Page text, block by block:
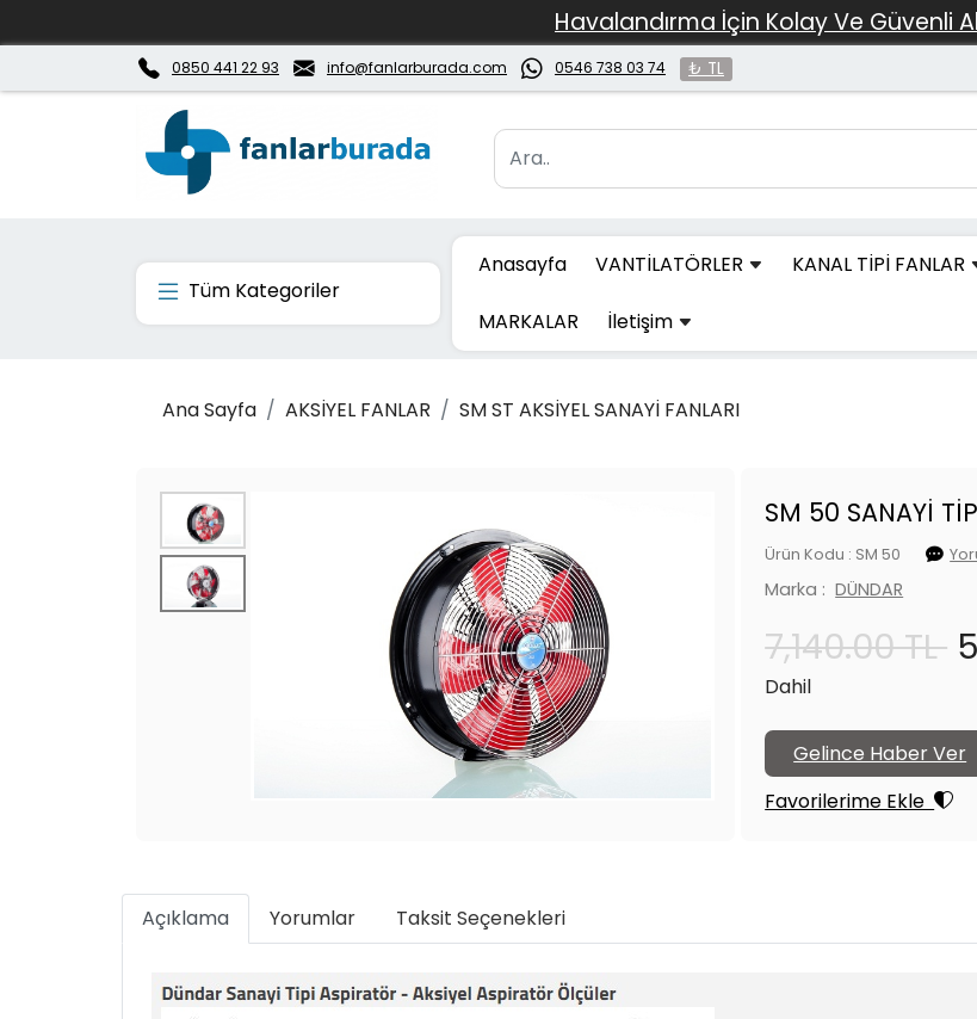
Havalandırma İçin Kolay Ve Güvenli
0850 441 22 93 info@fanlarburada.com 0546 738 03 74 ₺ TL
Tüm Kategoriler
Anasayfa VANTİLATÖRLER KANAL TİPİ FANLAR
MARKALAR İletişim
Ana Sayfa AKSİYEL FANLAR SM ST AKSİYEL SANAYİ FANLARI
SM 50 SANAYİ
Ürün Kodu : SM 50
Marka :DÜNDAR
7,140.00 TL
Dahil
Gelince Haber Ver
Favorilerime Ekle
Açıklama Yorumlar Taksit Seçenekleri